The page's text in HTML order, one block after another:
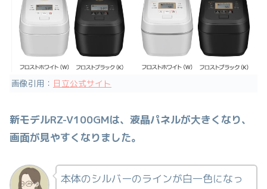
画像引用： 日立公式サイト
新モデルRZ-V100GMは、液晶パネルが大きくなり、
画面が見やすくなりました。
本体のシルバーのラインが白一色になっ